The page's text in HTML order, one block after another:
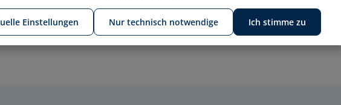
und trocknen
Nur technisch notwendige
Einstellungen Ich stimme zu